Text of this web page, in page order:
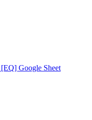
[EQ] Google Sheet